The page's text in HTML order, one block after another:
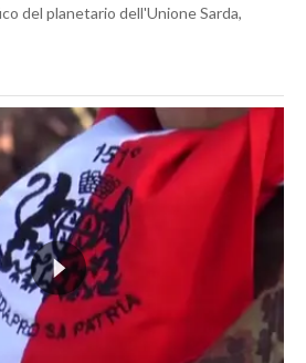
del planetario dell'Unione Sarda,